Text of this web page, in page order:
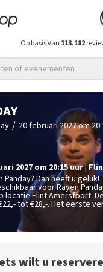
Op basis van 113.182
of evenementen
/ 20 februari 2027 om
2027 om 20:15uur|
Panday? Dan heeft u
voor Rayen
locatie Flint Amersfoort.
tot €28,-. Het eerste
wilt u